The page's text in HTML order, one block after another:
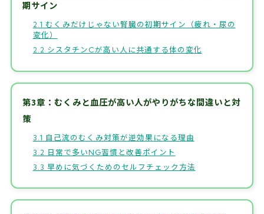
期サイン
2.1 むくみだけじゃない腎臓の初期サイン（疲れ・尿の
変化）
2.2 シスタチンCが高い人に共通する体の変化
第3章：むくみと血圧が高い人がやりがちな間違いと対
策
3.1 自己流のむくみ対策が逆効果になる理由
3.2 日常で多いNG習慣と改善ポイント
3.3 早めに気づくためのセルフチェック方法